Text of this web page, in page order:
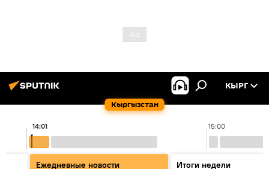
Кыргызстан
КЫРГ
15:00
14:01
Ежедневные новости
Итоги недели